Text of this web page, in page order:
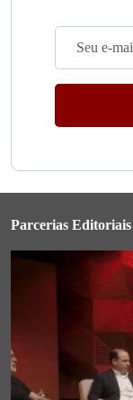
Parcerias Editoriais